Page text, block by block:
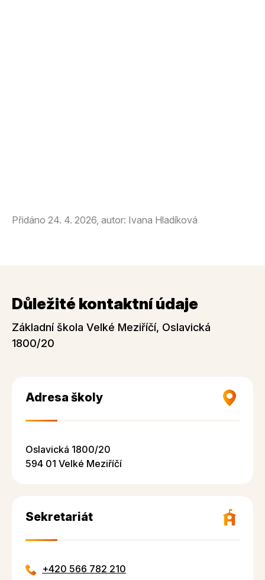
Přidáno 24. 4. 2026, autor: Ivana Hladíková
Důležité kontaktní údaje
Základní škola Velké Meziříčí, Oslavická
1800/20
Adresa školy
Oslavická 1800/20
594 01 Velké Meziříčí
Sekretariát
+420 566 782 210